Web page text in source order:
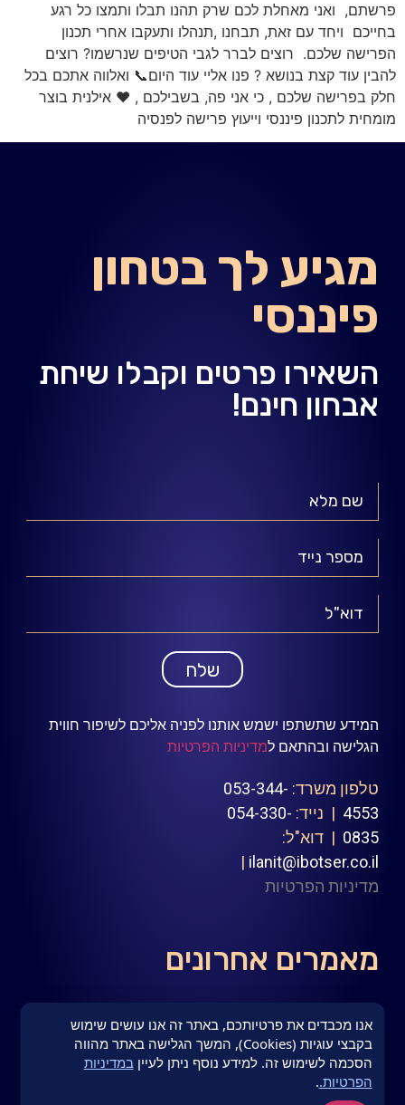
פרשתם, ואני מאחלת לכם שרק תהנו תבלו ותמצו כל רגע
בחייכם ויחד עם זאת, תבחנו ,תנהלו ותעקבו אחרי תכנון
הפרישה שלכם. רוצים לברר לגבי הטיפים שנרשמו? רוצים
להבין עוד קצת בנושא ? פנו אליי עוד היום📞 ואלווה אתכם בכל
חלק בפרישה שלכם , כי אני פה, בשבילכם , ❤️ אילנית בוצר
מומחית לתכנון פיננסי וייעוץ פרישה לפנסיה
מגיע לך בטחון
פיננסי
השאירו פרטים וקבלו שיחת
אבחון חינם!
שלח
המידע שתשתפו ישמש אותנו לפניה אליכם לשיפור חווית
הגלישה ובהתאם למדיניות הפרטיות
טלפון משרד: 053-344-
4553 | נייד: 054-330-
0835 | דוא"ל:
ilanit@ibotser.co.il
|
מדיניות הפרטיות
מאמרים אחרונים
בכירים בהייטק לא צריכים לחכות ל"פרשת צים"
האישית שלהם
אנו מכבדים את פרטיותכם, באתר זה אנו עושים שימוש
בקבצי עוגיות (Cookies), המשך הגלישה באתר מהווה
הסכמה לשימוש זה. למידע נוסף ניתן לעייןבמדיניות
הפרטיות..